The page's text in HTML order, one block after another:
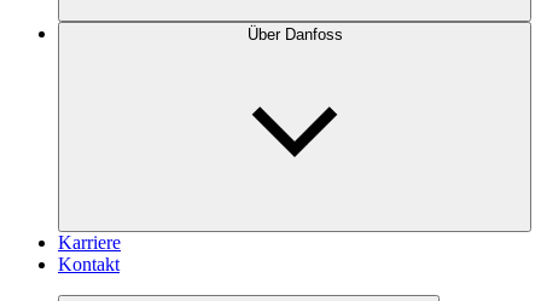
Über Danfoss
Karriere
Kontakt